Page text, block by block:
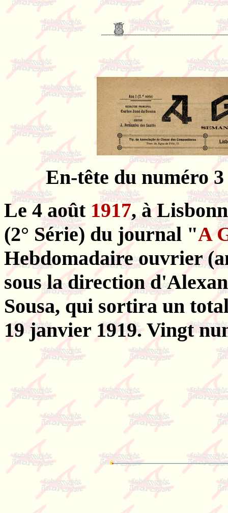
En-tête du numéro
Le 4 août 1917, à
(2° Série) du journal "A
Hebdomadaire ouvrier
sous la direction
Sousa, qui sortira un
19 janvier 1919. Vingt